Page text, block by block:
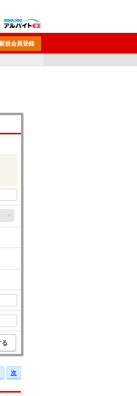
規会員登録
る
次